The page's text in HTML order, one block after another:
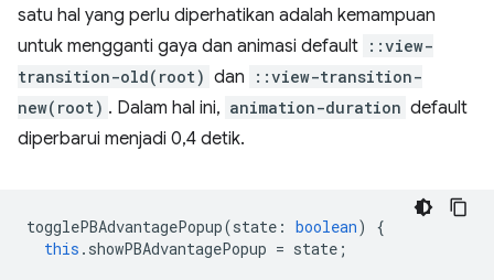
satu hal yang perlu diperhatikan adalah kemampuan
untuk mengganti gaya dan animasi default ::view-
transition-old(root) dan
::view-transition-
new(root) . Dalam hal ini, animation-duration default
diperbarui menjadi 0,4 detik.
togglePBAdvantagePopup(state : boolean)
{
this . showPBAdvantagePopup = state ;